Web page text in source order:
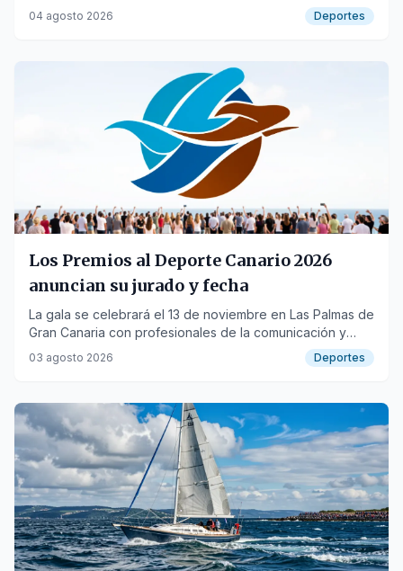
Javier Pérez.
04 agosto 2026 Deportes
Los Premios al Deporte Canario 2026
anuncian su jurado y fecha
La gala se celebrará el 13 de noviembre en Las Palmas de
Gran Canaria con profesionales de la comunicación y
federaciones deportivas.
03 agosto 2026 Deportes